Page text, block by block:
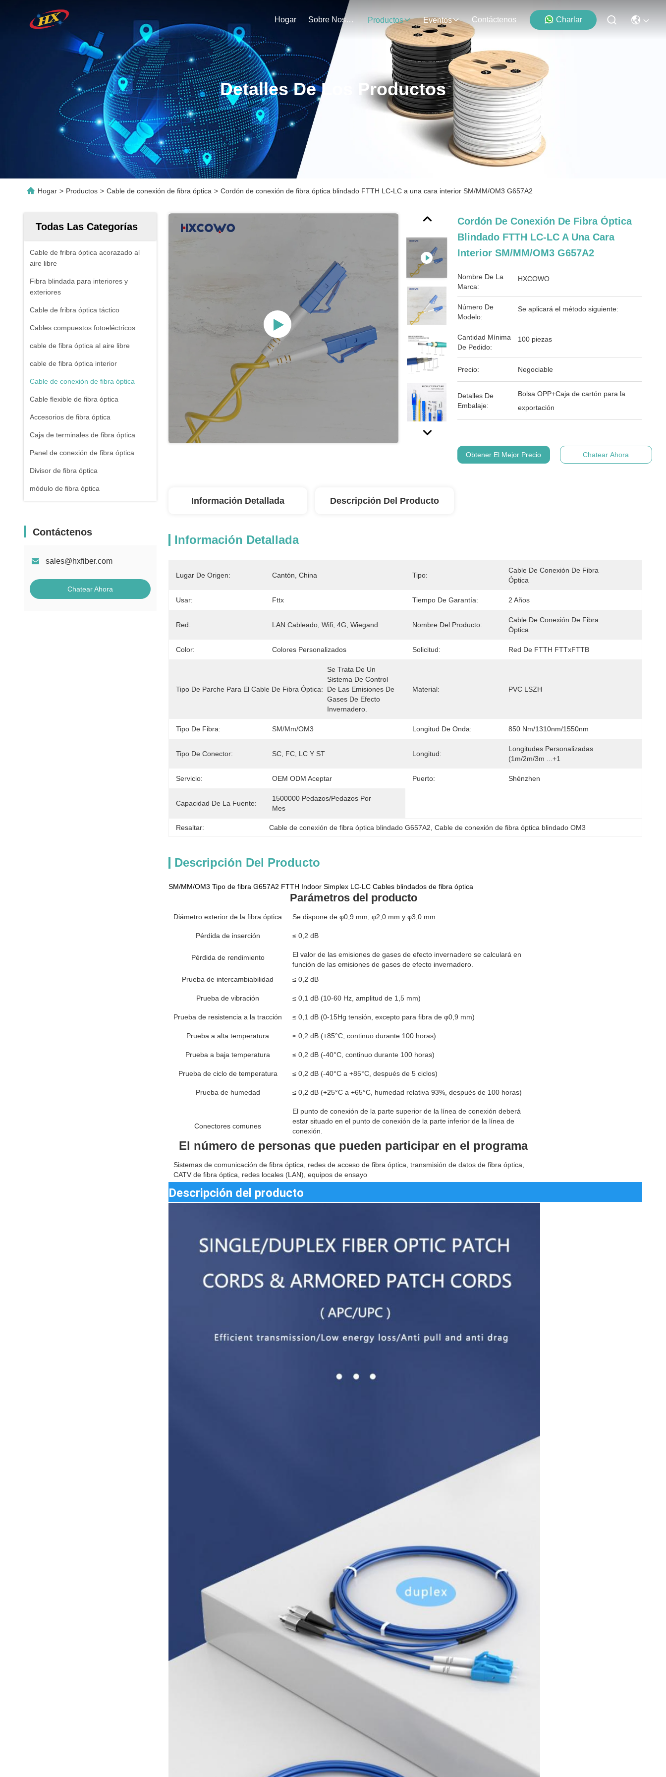
Hogar Sobre Nosotros Productos Eventos Contáctenos Charlar
Detalles De Los Productos
Hogar > Productos > Cable de conexión de fibra óptica > Cordón de conexión de fibra óptica blindado FTTH LC-LC a una cara interior SM/MM/OM3 G657A2
Todas Las Categorías
Cable de fribra óptica acorazado al
aire libre
Fibra blindada para interiores y
exteriores
Cable de fribra óptica táctico
Cables compuestos fotoeléctricos
cable de fibra óptica al aire libre
cable de fibra óptica interior
Cable de conexión de fibra óptica
Cable flexible de fibra óptica
Accesorios de fibra óptica
Caja de terminales de fibra óptica
Panel de conexión de fibra óptica
Divisor de fibra óptica
módulo de fibra óptica
Contáctenos
sales@hxfiber.com
Chatear Ahora
Cordón De Conexión De Fibra Óptica
Blindado FTTH LC-LC A Una Cara
Interior SM/MM/OM3 G657A2
Nombre De La
Marca:
HXCOWO
Número De
Modelo:
Se aplicará el método siguiente:
Cantidad Mínima
De Pedido:
100 piezas
Precio: Negociable
Detalles De
Embalaje:
Bolsa OPP+Caja de cartón para la
exportación
Obtener El Mejor Precio Chatear Ahora
Información Detallada Descripción Del Producto
Información Detallada
Lugar De Origen: Cantón, China Tipo:
Cable De Conexión De Fibra
Óptica
Usar: Fttx Tiempo De Garantía: 2 Años
Red: LAN Cableado, Wifi, 4G, Wiegand Nombre Del Producto:
Cable De Conexión De Fibra
Óptica
Color: Colores Personalizados Solicitud: Red De FTTH FTTxFTTB
Tipo De Parche Para El Cable De Fibra Óptica:
Se Trata De Un
Sistema De Control
De Las Emisiones De
Gases De Efecto
Invernadero.
Material: PVC LSZH
Tipo De Fibra: SM/mm/OM3 Longitud De Onda: 850 Nm/1310nm/1550nm
Tipo De Conector: SC, FC, LC Y ST Longitud:
Longitudes Personalizadas
(1m/2m/3m ...+1
Servicio: OEM ODM Aceptar Puerto: Shénzhen
Capacidad De La Fuente:
1500000 Pedazos/pedazos Por
Mes
Resaltar: Cable de conexión de fibra óptica blindado G657A2 , Cable de conexión de fibra óptica blindado OM3
Descripción Del Producto
SM/MM/OM3 Tipo de fibra G657A2 FTTH Indoor Simplex LC-LC Cables blindados de fibra óptica
Parámetros del producto
Diámetro exterior de la fibra óptica Se dispone de φ0,9 mm, φ2,0 mm y φ3,0 mm
Pérdida de inserción ≤ 0,2 dB
Pérdida de rendimiento
El valor de las emisiones de gases de efecto invernadero se calculará en
función de las emisiones de gases de efecto invernadero.
Prueba de intercambiabilidad
≤ 0,2 dB
Prueba de vibración ≤ 0,1 dB (10-60 Hz, amplitud de 1,5 mm)
Prueba de resistencia a la tracción ≤ 0,1 dB (0-15Hg tensión, excepto para fibra de φ0,9 mm)
Prueba a alta temperatura ≤ 0,2 dB (+85°C, continuo durante 100 horas)
Prueba a baja temperatura ≤ 0,2 dB (-40°C, continuo durante 100 horas)
Prueba de ciclo de temperatura ≤ 0,2 dB (-40°C a +85°C, después de 5 ciclos)
Prueba de humedad ≤ 0,2 dB (+25°C a +65°C, humedad relativa 93%, después de 100 horas)
Conectores comunes
El punto de conexión de la parte superior de la línea de conexión deberá
estar situado en el punto de conexión de la parte inferior de la línea de
conexión.
El número de personas que pueden participar en el programa
Sistemas de comunicación de fibra óptica, redes de acceso de fibra óptica, transmisión de datos de fibra óptica,
CATV de fibra óptica, redes locales (LAN), equipos de ensayo
Descripción del producto